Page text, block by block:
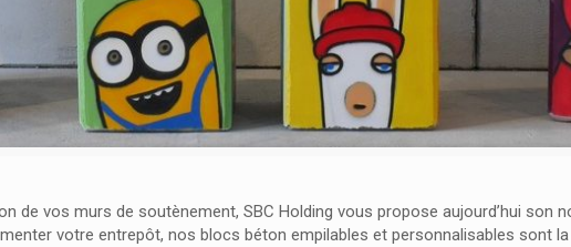
de vos murs de soutènement, SBC Holding vous propose aujourd’hui son
votre entrepôt, nos blocs béton empilables et personnalisables sont